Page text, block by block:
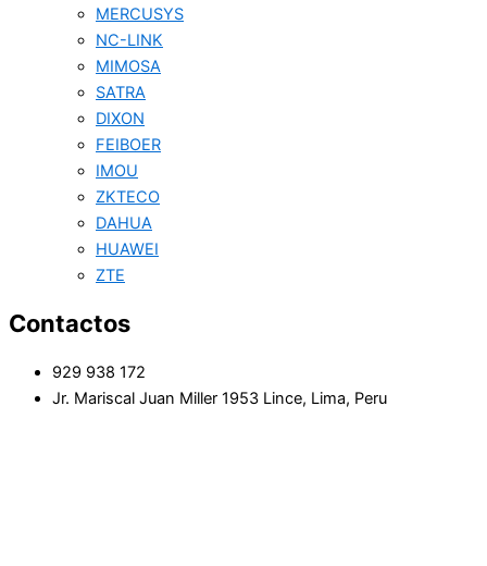
MERCUSYS
NC-LINK
MIMOSA
SATRA
DIXON
FEIBOER
IMOU
ZKTECO
DAHUA
HUAWEI
ZTE
Contactos
929 938 172
Jr. Mariscal Juan Miller 1953 Lince, Lima, Peru